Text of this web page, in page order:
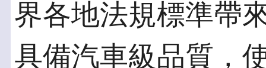
界各地法規標準帶
具備汽車級品質，